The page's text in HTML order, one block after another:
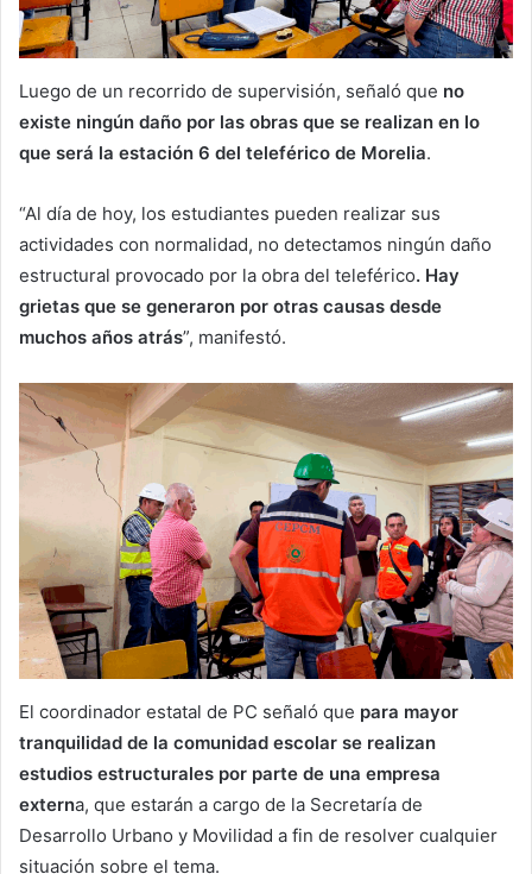
Luego de un recorrido de supervisión, señaló que no
existe ningún daño por las obras que se realizan en lo
que será la estación 6 del teleférico de Morelia.
“Al día de hoy, los estudiantes pueden realizar sus
actividades con normalidad, no detectamos ningún daño
estructural provocado por la obra del teleférico. Hay
grietas que se generaron por otras causas desde
muchos años atrás”, manifestó.
El coordinador estatal de PC señaló que para mayor
tranquilidad de la comunidad escolar se realizan
estudios estructurales por parte de una empresa
externa, que estarán a cargo de la Secretaría de
Desarrollo Urbano y Movilidad a fin de resolver cualquier
situación sobre el tema.